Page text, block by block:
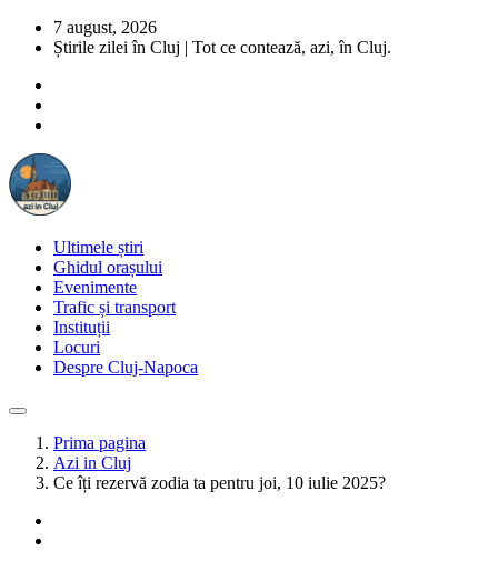
7 august, 2026
Știrile zilei în Cluj | Tot ce contează, azi, în Cluj.
Ultimele știri
Ghidul orașului
Evenimente
Trafic și transport
Instituții
Locuri
Despre Cluj-Napoca
Prima pagina
Azi in Cluj
Ce îți rezervă zodia ta pentru joi, 10 iulie 2025?